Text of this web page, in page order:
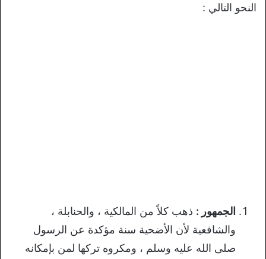
النحو التالي :
الجمهور : ذهب كلاً من المالكية ، والحنابلة ،
والشافعية لأن الأضحية سنة مؤكدة عن الرسول
صلى الله عليه وسلم ، ومكروه تركها لمن بإمكانه